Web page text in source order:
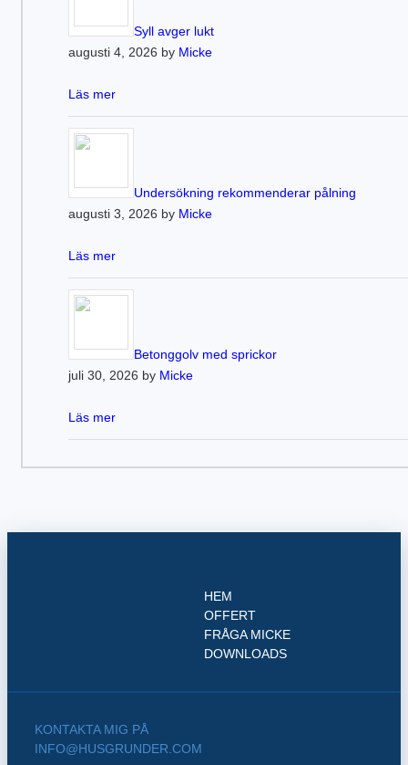
Syll avger lukt
augusti 4, 2026 by Micke
Läs mer
Undersökning rekommenderar pålning
augusti 3, 2026 by Micke
Läs mer
Betonggolv med sprickor
juli 30, 2026 by Micke
Läs mer
HEM
OFFERT
FRÅGA MICKE
DOWNLOADS
KONTAKTA MIG PÅ
INFO@HUSGRUNDER.COM